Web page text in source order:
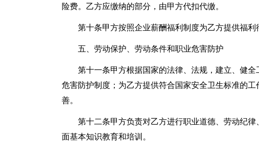
险费。乙方应缴纳的部分，由甲方代扣代缴。
第十条甲方按照企业薪酬福利制度为乙方提供福利
五、劳动保护、劳动条件和职业危害防护
第十一条甲方根据国家的法律、法规，建立、健
危害防护制度；为乙方提供符合国家安全卫生标准的
善。
第十二条甲方负责对乙方进行职业道德、劳动纪
面基本知识教育和培训。